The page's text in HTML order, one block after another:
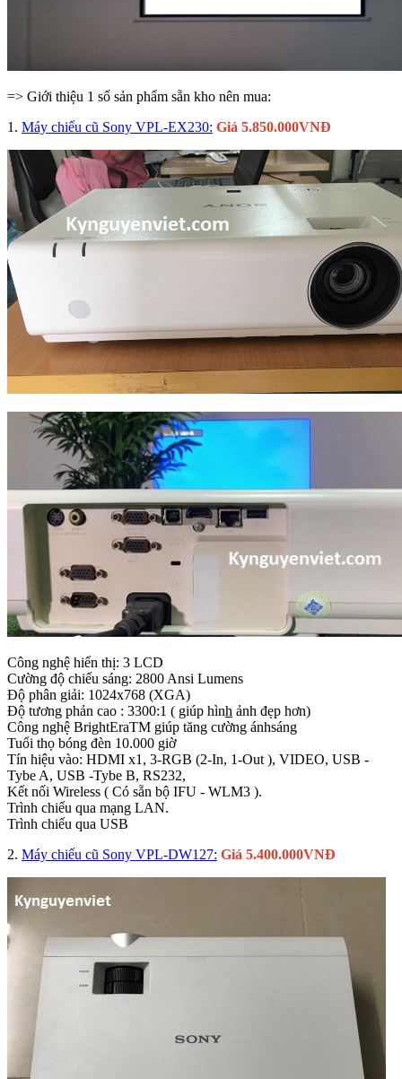
=> Giới thiệu 1 số sản phẩm sẵn kho nên mua:
1. Máy chiếu cũ Sony VPL-EX230: Giá 5.850.000VNĐ
Công nghệ hiển thị: 3 LCD
Cường độ chiếu sáng: 2800 Ansi Lumens
Độ phân giải: 1024x768 (XGA)
Độ tương phản cao : 3300:1 ( giúp hình ảnh đẹp hơn)
Công nghệ BrightEraTM giúp tăng cường ánhsáng
Tuổi thọ bóng đèn 10.000 giờ
Tín hiệu vào: HDMI x1, 3-RGB (2-In, 1-Out ), VIDEO, USB -
Tybe A, USB -Tybe B, RS232,
Kết nối Wireless ( Có sẵn bộ IFU - WLM3 ).
Trình chiếu qua mạng LAN.
Trình chiếu qua USB
2. Máy chiếu cũ Sony VPL-DW127: Giá 5.400.000VNĐ